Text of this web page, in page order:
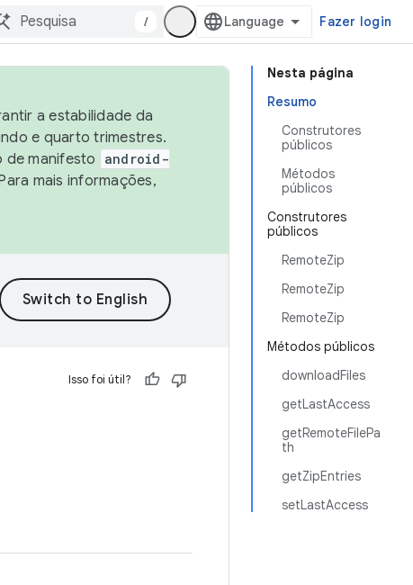
/ Fazer login
Nesta página
Resumo
Construtores
públicos
Métodos
públicos
Construtores
públicos
RemoteZip
RemoteZip
RemoteZip
Métodos públicos
downloadFiles
getLastAccess
getRemoteFilePa
th
getZipEntries
setLastAccess
a estabilidade da
e quarto trimestres.
de manifesto
android-
mais informações,
Isso foi útil?